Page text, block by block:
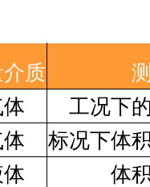
质
工况下
标况下体
体